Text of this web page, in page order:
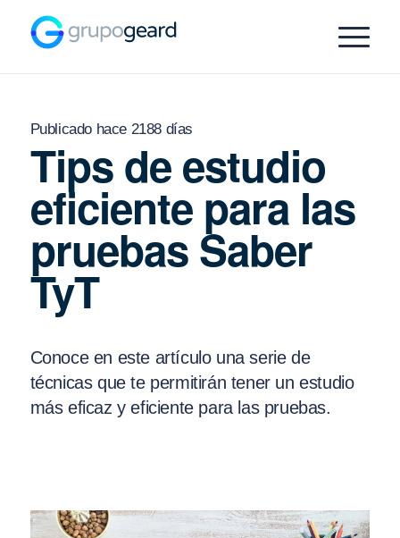
Publicado hace 2188 días
Tips de estudio
eficiente para las
pruebas Saber
TyT
Conoce en este artículo una serie de
técnicas que te permitirán tener un estudio
más eficaz y eficiente para las pruebas.